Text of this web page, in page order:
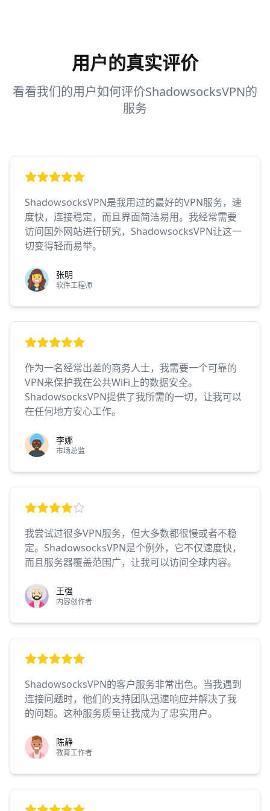
用户的真实评价
看看我们的用户如何评价ShadowsocksVPN的
服务
ShadowsocksVPN是我用过的最好的VPN服务，速
度快，连接稳定，而且界面简洁易用。我经常需要
访问国外网站进行研究，ShadowsocksVPN让这一
切变得轻而易举。
张明
软件工程师
作为一名经常出差的商务人士，我需要一个可靠的
VPN来保护我在公共WiFi上的数据安全。
ShadowsocksVPN提供了我所需的一切，让我可以
在任何地方安心工作。
李娜
市场总监
我尝试过很多VPN服务，但大多数都很慢或者不稳
定。ShadowsocksVPN是个例外，它不仅速度快，
而且服务器覆盖范围广，让我可以访问全球内容。
王强
内容创作者
ShadowsocksVPN的客户服务非常出色。当我遇到
连接问题时，他们的支持团队迅速响应并解决了我
的问题。这种服务质量让我成为了忠实用户。
陈静
教育工作者